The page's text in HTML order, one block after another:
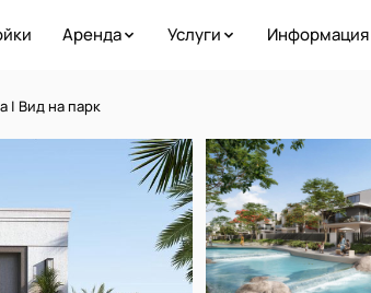
Аренда Услуги Информация
| Вид на парк